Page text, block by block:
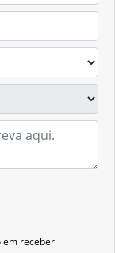
em receber